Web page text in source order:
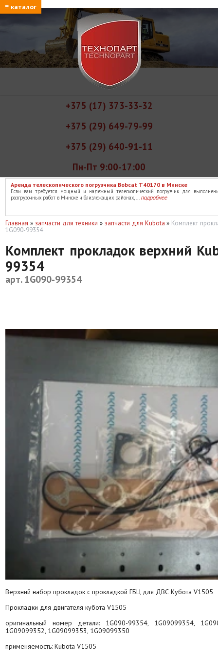
≡ каталог
+375 (17) 373-33-32
+375 (29) 649-79-99
+375 (29) 640-91-11
Пн-Пт 9:00-17:00
Аренда телескопического погрузчика Bobcat T40170 в Минске
Если вам требуется мощный и надежный телескопический погрузчик для
разгрузочных работ в Минске и близлежащих районах, ... подробнее
Главная » запчасти для техники » запчасти для Kubota » Комплект
1G090-99354
Комплект прокладок верхний
99354
арт. 1G090-99354
Верхний набор прокладок с прокладкой ГБЦ для ДВС Кубота V1505
Прокладки для двигателя кубота V1505
оригинальный номер детали: 1G090-99354, 1G09099354,
1G09099352, 1G09099353, 1G09099350
применяемость: Kubota V1505